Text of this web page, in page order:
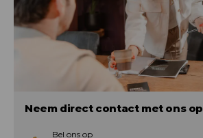
Neem direct contact met ons op
Bel ons op